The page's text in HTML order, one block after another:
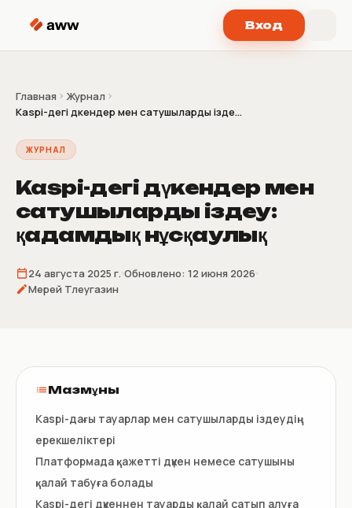
Вход
Главная
Журнал
Kaspi-дегі дүкендер мен сатушыларды ізде...
ЖУРНАЛ
Kaspi-дегі дүкендер мен
сатушыларды іздеу:
қадамдық нұсқаулық
24 августа 2025 г. Обновлено: 12 июня 2026
Мерей Тлеугазин
Мазмұны
Kaspi-дағы тауарлар мен сатушыларды іздеудің
ерекшеліктері
Платформада қажетті дүкен немесе сатушыны
қалай табуға болады
Kaspi-дегі дүкеннен тауарды қалай сатып алуға